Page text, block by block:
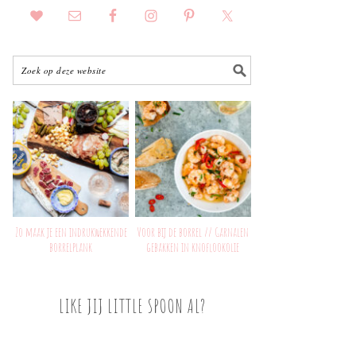
Zo maak je een indrukwekkende
borrelplank
Voor bij de borrel // Garnalen
gebakken in knoflookolie
LIKE JIJ LITTLE SPOON AL?